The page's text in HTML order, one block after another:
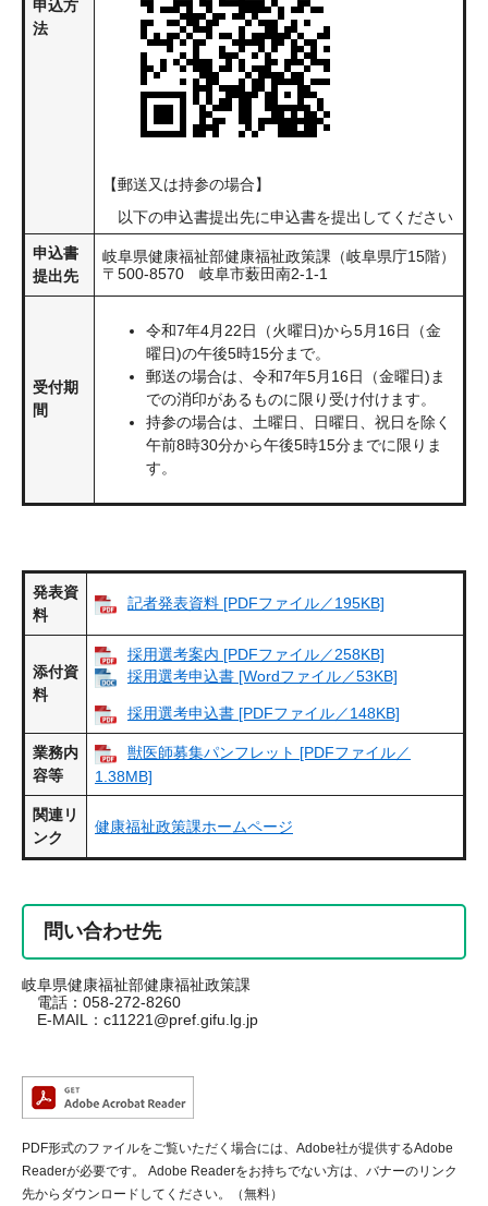
申込方
法
【郵送又は持参の場合】
以下の申込書提出先に申込書を提出してください
申込書
提出先
岐阜県健康福祉部健康福祉政策課（岐阜県庁15階）
〒500-8570 岐阜市薮田南2-1-1
受付期
間
令和7年4月22日（火曜日)から5月16日（金
曜日)の午後5時15分まで。
郵送の場合は、令和7年5月16日（金曜日)ま
での消印があるものに限り受け付けます。
持参の場合は、土曜日、日曜日、祝日を除く
午前8時30分から午後5時15分までに限りま
す。
発表資
料
記者発表資料 [PDFファイル／195KB]
添付資
料
採用選考案内 [PDFファイル／258KB]
採用選考申込書 [Wordファイル／53KB]
採用選考申込書 [PDFファイル／148KB]
業務内
容等
獣医師募集パンフレット [PDFファイル／
1.38MB]
関連リ
ンク
健康福祉政策課ホームページ
問い合わせ先
岐阜県健康福祉部健康福祉政策課
電話：058-272-8260
E-MAIL： c11221@pref.gifu.lg.jp
PDF形式のファイルをご覧いただく場合には、Adobe社が提供するAdobe
Readerが必要です。
Adobe Readerをお持ちでない方は、バナーのリンク
先からダウンロードしてください。（無料）